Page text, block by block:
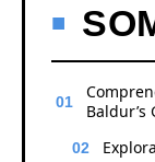
Baldur’s